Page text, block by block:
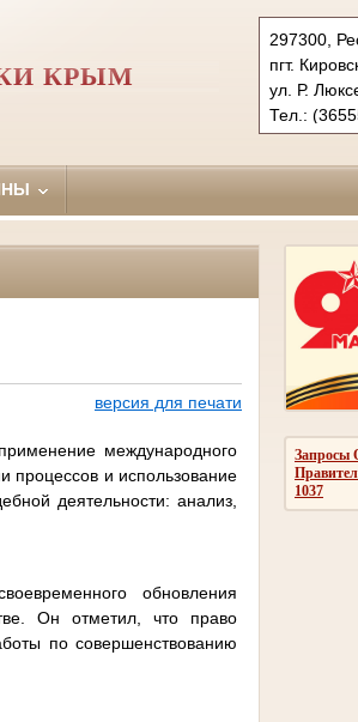
297300,
пгт.
ул. Р.
Тел.:
КРЫМ
Запросы
1037
версия для печати
международного
процессов и использование
деятельности: анализ,
обновления
Он отметил, что право
по совершенствованию